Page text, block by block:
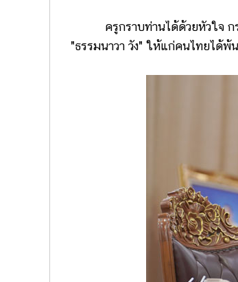
ครูกราบท่านได้ด้วยหัวใจ กรา
"ธรรมนาวา วัง" ให้แก่คนไทยได้พ้